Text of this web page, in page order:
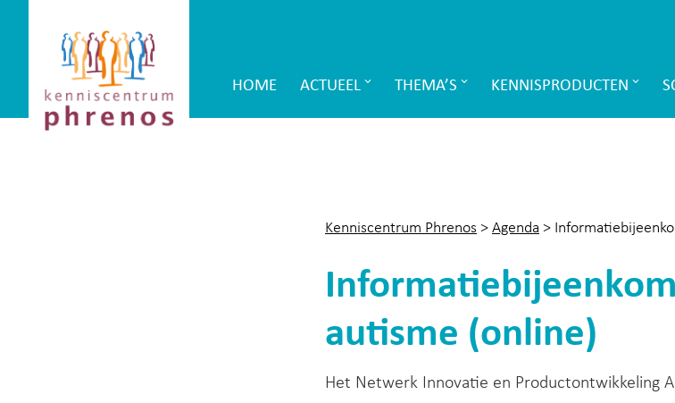
Phrenos
website
Main
HOME ACTUEEL THEMA’S KENNISPRODUCTEN
Kenniscentrum Phrenos > Agenda >
autisme (online)
Het Netwerk Innovatie en Productontwikkeling